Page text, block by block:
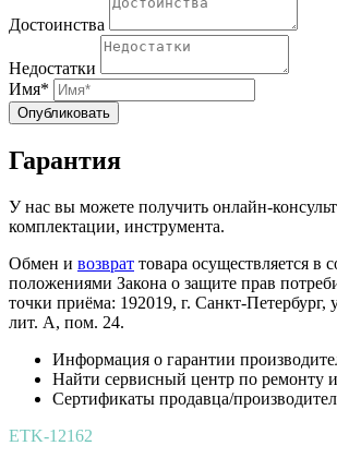
Достоинства
Недостатки
Имя*
Опубликовать
Гарантия
У нас вы можете получить онлайн-
комплектации, инструмента.
Обмен и возврат товара осуществляется в
положениями Закона о защите прав
точки приёма: 192019, г. Санкт-Петербург,
лит. А, пом. 24.
Информация о гарантии
Найти сервисный центр по ремонту
Сертификаты продавца/
ETK-12162